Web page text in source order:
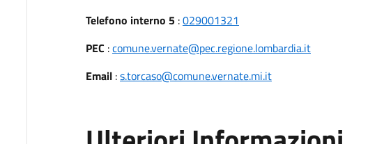
Telefono interno 5:029001321
PEC :comune.vernate@pec.regione.lombardia.it
Email:s.torcaso@comune.vernate.mi.it